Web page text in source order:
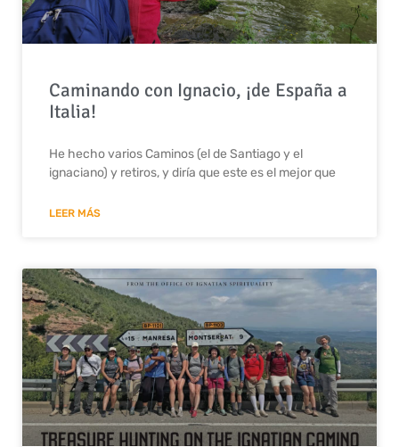
Caminando con Ignacio, ¡de España a
Italia!
He hecho varios Caminos (el de Santiago y el
ignaciano) y retiros, y diría que este es el mejor que
LEER MÁS